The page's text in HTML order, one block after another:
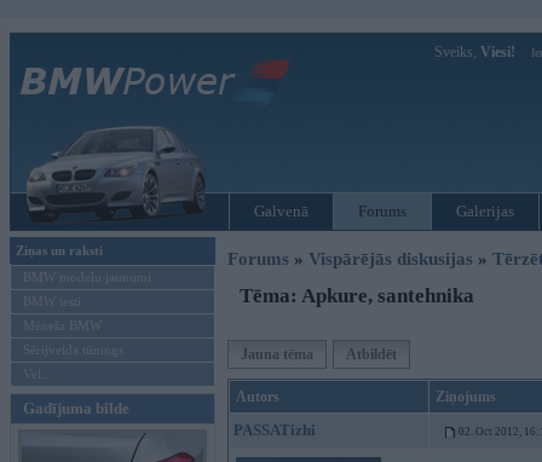
Sveiks, Viesi!
Galvenā Forums Galerijas
Ziņas un raksti
BMW modeļu jaunumi
BMW testi
Mēneša BMW
Sērijveida tūnings
Vel...
Gadījuma bilde
Forums » Vispārējās diskusijas »
Tēma: Apkure, santehnika
Jauna tēma Atbildēt
Autors Ziņojums
PASSATizhi 02. Oct 2012,